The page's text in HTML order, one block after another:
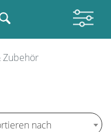
Zubehör
nach